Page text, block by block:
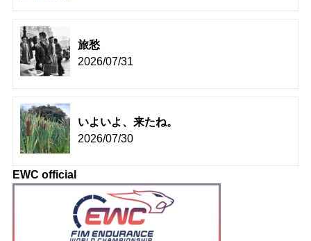
旅愁
2026/07/31
いよいよ、来たね。
2026/07/30
EWC official